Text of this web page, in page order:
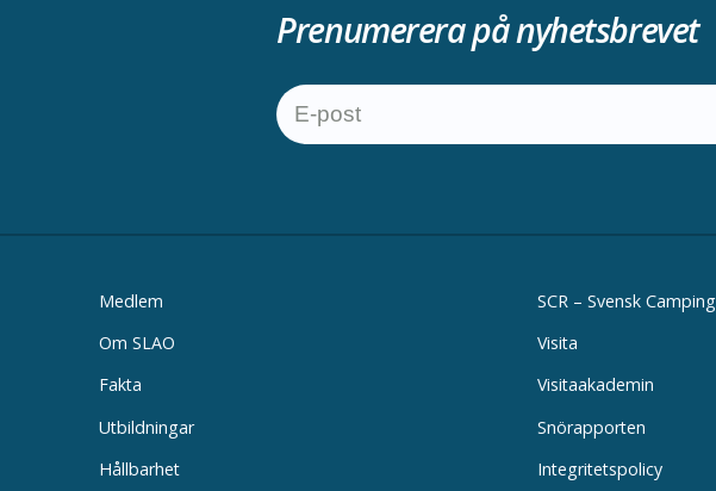
Prenumerera på nyhetsbrevet
Medlem
Om SLAO
Fakta
Utbildningar
Hållbarhet
SCR – Svensk Camping
Visita
Visitaakademin
Snörapporten
Integritetspolicy